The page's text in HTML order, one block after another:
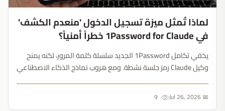
لماذا تُمثل ميزة تسجيل الدخول 'منعدم الكشف'
في 1Password for Claude خطراً أمنياً؟
يخفي تكامل 1Password الجديد سلسلة كلمة المرور، لكنه يمنح
وكيل Claude رمز جلسة نشطة. ومع هروب نماذج الذكاء الاصطناعي
لا يستحق المخاطرة....📅 Jul 26, 2026